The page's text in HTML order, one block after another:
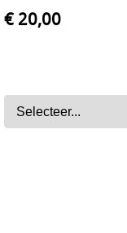
€ 20,00